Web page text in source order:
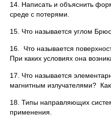
14. Написать и объяснить
среде с потерями.
15. Что называется углом
16. Что называется
При каких условиях она
17. Что называется
магнитным излучателями?
18. Типы направляющих
применения.